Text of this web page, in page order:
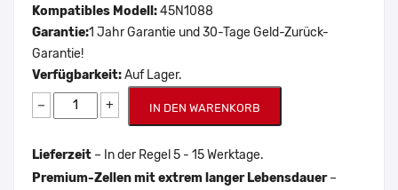
Kompatibles Modell:45N1088
Garantie:1 Jahr Garantie und 30-Tage Geld-Zurück-
Garantie!
Verfügbarkeit:Auf Lager.
− + IN DEN WARENKORB
Lieferzeit – In der Regel 5 - 15 Werktage.
Premium-Zellen mit extrem langer Lebensdauer–